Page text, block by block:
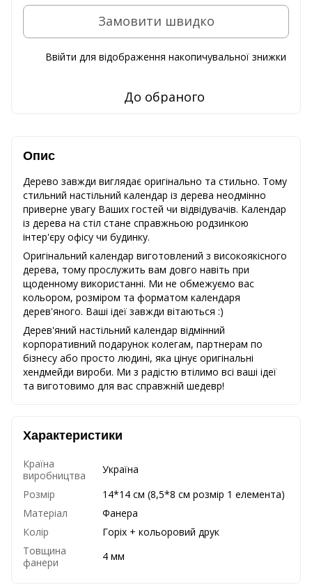
Замовити швидко
Ввійти для відображення накопичувальної знижки
До обраного
Опис
Дерево завжди виглядає оригінально та стильно. Тому
стильний настільний календар із дерева неодмінно
приверне увагу Ваших гостей чи відвідувачів. Календар
із дерева на стіл стане справжньою родзинкою
інтер'єру офісу чи будинку.
Оригінальний календар виготовлений з високоякісного
дерева, тому прослужить вам довго навіть при
щоденному використанні. Ми не обмежуємо вас
кольором, розміром та форматом календаря
дерев'яного. Ваші ідеї завжди вітаються :)
Дерев'яний настільний календар відмінний
корпоративний подарунок колегам, партнерам по
бізнесу або просто людині, яка цінує оригінальні
хендмейди вироби. Ми з радістю втілимо всі ваші ідеї
та виготовимо для вас справжній шедевр!
Характеристики
Країна
виробництва
Україна
Розмір
14*14 см (8,5*8 см розмір 1 елемента)
Матеріал
Фанера
Колір
Горіх + кольоровий друк
Товщина
фанери
4 мм